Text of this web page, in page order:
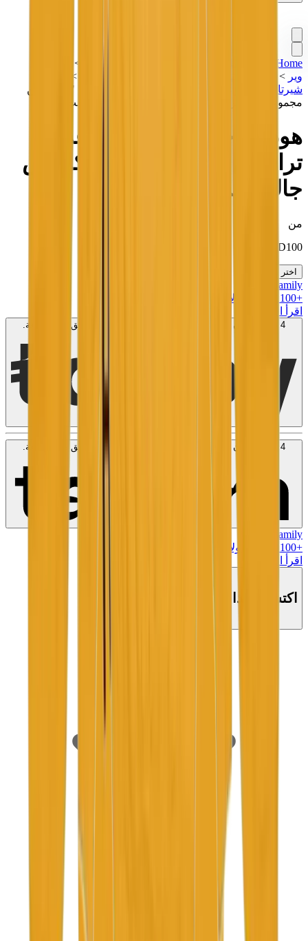
Home
>
وير >
>
شيرتات وهوديز
هودي "جولد" من
مجموعة ترافيس سكوت جوردان كاكتس جاك هايست
هودي "جولد" من مجموعة
ترافيس سكوت جوردان كاكتس
جاك هايست
من
KWD100
اختر مقاسك
MK Family
+
1100
+نقاط ولاء!
اقرأ المزيد
4 دفعات بدون فوائد بقيمة
. بدون رسوم. متوافق مع الشريعة.
4 دفعات بدون فوائد بقيمة
. بدون رسوم. متوافق مع الشريعة.
MK Family
+
1100
+نقاط ولاء!
اقرأ المزيد
اكتشف هذا المنتج